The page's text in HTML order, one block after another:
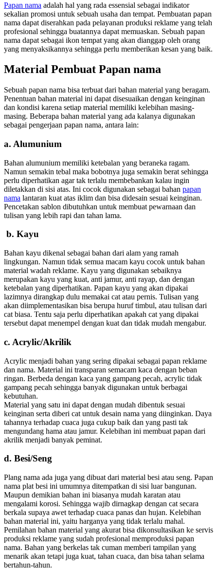
Papan nama adalah hal yang rada essensial sebagai indikator
sekalian promosi untuk sebuah usaha dan tempat. Pembuatan papan
nama dapat diserahkan pada pelayanan produksi reklame yang telah
profesional sehingga buatannya dapat memuaskan. Sebuah papan
nama dapat sebagai ikon tempat yang akan dianggap oleh orang
yang menyaksikannya sehingga perlu memberikan kesan yang baik.
Material Pembuat Papan nama
Sebuah papan nama bisa terbuat dari bahan material yang beragam.
Penentuan bahan material ini dapat disesuaikan dengan keinginan
dan kondisi karena setiap material memiliki kelebihan masing-
masing. Beberapa bahan material yang ada kalanya digunakan
sebagai pengerjaan papan nama, antara lain:
a. Alumunium
Bahan alumunium memiliki ketebalan yang beraneka ragam.
Namun semakin tebal maka bobotnya juga semakin berat sehingga
perlu diperhatikan agar tak terlalu membebankan kalau ingin
diletakkan di sisi atas. Ini cocok digunakan sebagai bahan papan
nama lantaran kuat atas iklim dan bisa didesain sesuai keinginan.
Pencetakan sablon dibutuhkan untuk membuat pewarnaan dan
tulisan yang lebih rapi dan tahan lama.
b. Kayu
Bahan kayu dikenal sebagai bahan dari alam yang ramah
lingkungan. Namun tidak semua macam kayu cocok untuk bahan
material wadah reklame. Kayu yang digunakan sebaiknya
merupakan kayu yang kuat, anti jamur, anti rayap, dan dengan
ketebalan yang diperhatikan. Papan kayu yang akan dipakai
lazimnya dirangkap dulu memakai cat atau pernis. Tulisan yang
akan diimplementasikan bisa berupa huruf timbul, atau tulisan dari
cat biasa. Tentu saja perlu diperhatikan apakah cat yang dipakai
tersebut dapat menempel dengan kuat dan tidak mudah mengabur.
c. Acrylic/Akrilik
Acrylic menjadi bahan yang sering dipakai sebagai papan reklame
dan nama. Material ini transparan semacam kaca dengan beban
ringan. Berbeda dengan kaca yang gampang pecah, acrylic tidak
gampang pecah sehingga banyak digunakan untuk berbagai
kebutuhan.
Material yang satu ini dapat dengan mudah dibentuk sesuai
keinginan serta diberi cat untuk desain nama yang diinginkan. Daya
tahannya terhadap cuaca juga cukup baik dan yang pasti tak
mengundang hama atau jamur. Kelebihan ini membuat papan dari
akrilik menjadi banyak peminat.
d. Besi/Seng
Plang nama ada juga yang dibuat dari material besi atau seng. Papan
nama plat besi ini umumnya ditempatkan di sisi luar bangunan.
Maupun demikian bahan ini biasanya mudah karatan atau
mengalami korosi. Sehingga wajib dirnagkap dengan cat secara
berkala supaya awet terhadap cuaca panas dan hujan. Kelebihan
bahan material ini, yaitu harganya yang tidak terlalu mahal.
Pemilahan bahan material yang akurat bisa dikonsultasikan ke servis
produksi reklame yang sudah profesional memproduksi papan
nama. Bahan yang berkelas tak cuman memberi tampilan yang
menarik akan tetapi juga kuat, tahan cuaca, dan bisa tahan selama
bertahun-tahun.